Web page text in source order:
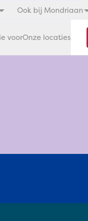
Ook bij Mondriaan
voorOnze locaties